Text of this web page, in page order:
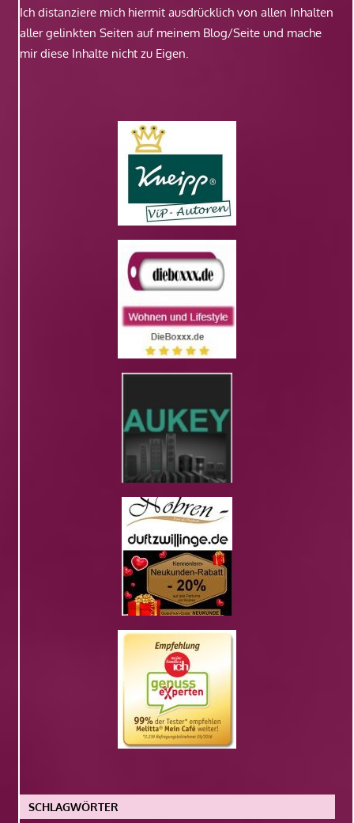
Ich distanziere mich hiermit ausdrücklich von allen Inhalten
aller gelinkten Seiten auf meinem Blog/Seite und mache
mir diese Inhalte nicht zu Eigen.
SCHLAGWÖRTER